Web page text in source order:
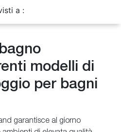
a :
modelli di
per bagni
garantisce al giorno